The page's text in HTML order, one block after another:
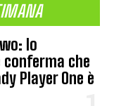
lo
che
Player One è